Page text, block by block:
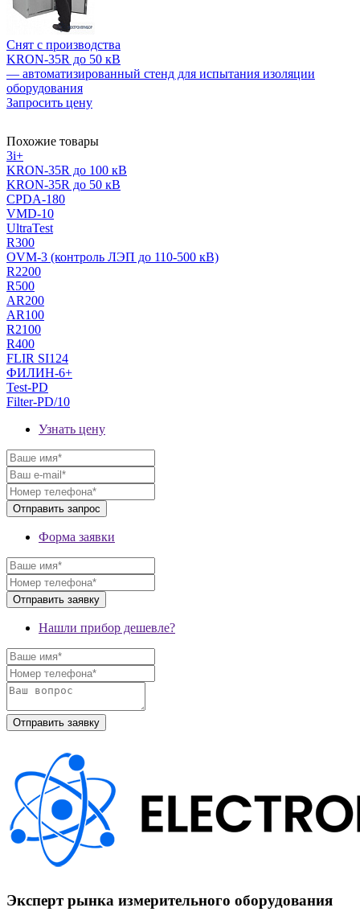
Снят с производства
KRON-35R до 50 кВ
— автоматизированный стенд для испытания изоляции
оборудования
Запросить цену
Похожие товары
3i+
KRON-35R до 100 кВ
KRON-35R до 50 кВ
CPDA-180
VMD-10
UltraTest
R300
OVM-3 (контроль ЛЭП до 110-500 кВ)
R2200
R500
AR200
AR100
R2100
R400
FLIR SI124
ФИЛИН-6+
Test-PD
Filter-PD/10
Узнать цену
Форма заявки
Нашли прибор дешевле?
Эксперт рынка измерительного оборудования